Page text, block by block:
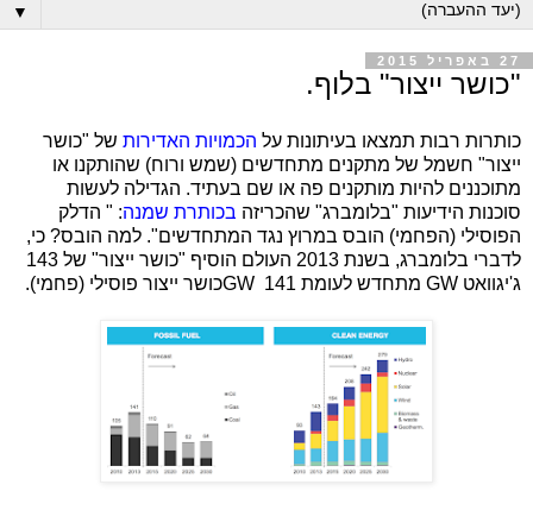
▼
27 באפריל 2015
"כושר ייצור" בלוף.
כותרות רבות תמצאו בעיתונות על הכמויות האדירות של "כושר
ייצור" חשמל של מתקנים מתחדשים (שמש ורוח) שהותקנו או
מתוכננים להיות מותקנים פה או שם בעתיד. הגדילה לעשות
סוכנות הידיעות "בלומברג" שהכריזה בכותרת שמנה: " הדלק
הפוסילי (הפחמי) הובס במרוץ נגד המתחדשים". למה הובס? כי,
לדברי בלומברג, בשנת 2013 העולם הוסיף "כושר ייצור" של 143
ג'יגוואט GW מתחדש לעומת 141 GWכושר ייצור פוסילי (פחמי).